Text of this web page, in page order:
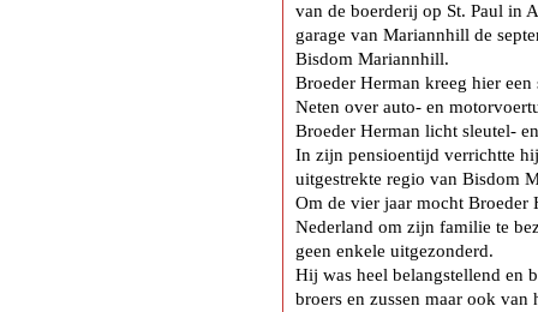
van de boerderij op St. Paul in
garage van Mariannhill de
Bisdom Mariannhill.
Broeder Herman kreeg hier
Neten over auto- en
Broeder Herman licht sleutel-
In zijn pensioentijd verrichtte
uitgestrekte regio van Bisdom
Om de vier jaar mocht Broeder
Nederland om zijn familie te
geen enkele uitgezonderd.
Hij was heel belangstellend en
broers en zussen maar ook